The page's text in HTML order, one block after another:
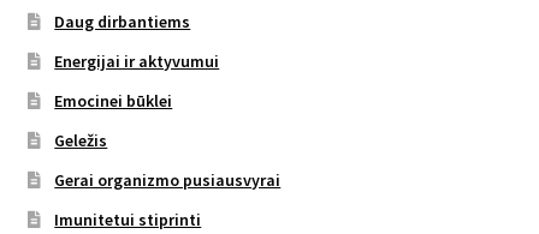
Daug dirbantiems
Energijai ir aktyvumui
Emocinei būklei
Geležis
Gerai organizmo pusiausvyrai
Imunitetui stiprinti